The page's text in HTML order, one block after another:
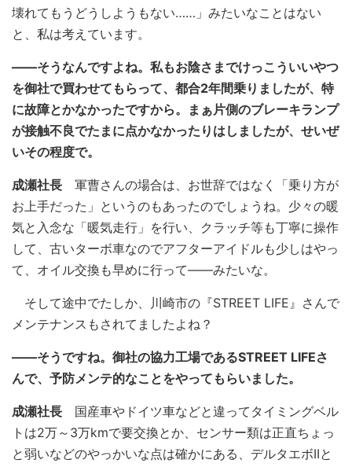
壊れてもうどうしようもない……」みたいなことはない
と、私は考えています。
――そうなんですよね。私もお陰さまでけっこういいやつ
を御社で買わせてもらって、都合2年間乗りましたが、特
に故障とかなかったですから。まぁ片側のブレーキランプ
が接触不良でたまに点かなかったりはしましたが、せいぜ
いその程度で。
成瀬社長 軍曹さんの場合は、お世辞ではなく「乗り方が
お上手だった」というのもあったのでしょうね。少々の暖
気と入念な「暖気走行」を行い、クラッチ等も丁寧に操作
して、古いターボ車なのでアフターアイドルも少しはやっ
て、オイル交換も早めに行って――みたいな。
そして途中でたしか、川崎市の『STREET LIFE』さんで
メンテナンスもされてましたよね？
――そうですね。御社の協力工場であるSTREET LIFEさ
んで、予防メンテ的なことをやってもらいました。
成瀬社長 国産車やドイツ車などと違ってタイミングベル
トは2万～3万kmで要交換とか、センサー類は正直ちょっ
と弱いなどのやっかいな点は確かにある、デルタエボIIと